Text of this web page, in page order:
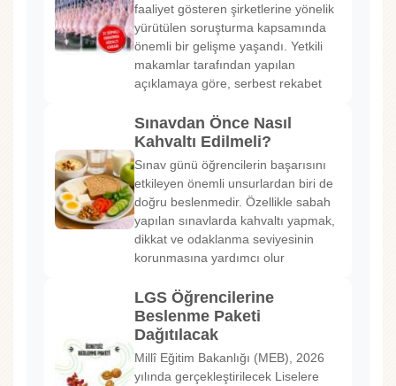
faaliyet gösteren şirketlerine yönelik
yürütülen soruşturma kapsamında
önemli bir gelişme yaşandı. Yetkili
makamlar tarafından yapılan
açıklamaya göre, serbest rekabet
Sınavdan Önce Nasıl
Kahvaltı Edilmeli?
Sınav günü öğrencilerin başarısını
etkileyen önemli unsurlardan biri de
doğru beslenmedir. Özellikle sabah
yapılan sınavlarda kahvaltı yapmak,
dikkat ve odaklanma seviyesinin
korunmasına yardımcı olur
LGS Öğrencilerine
Beslenme Paketi
Dağıtılacak
Millî Eğitim Bakanlığı (MEB), 2026
yılında gerçekleştirilecek Liselere